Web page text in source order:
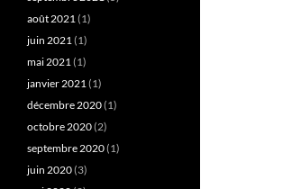
août 2021(1)
juin 2021(1)
mai 2021(1)
janvier 2021(1)
décembre 2020(1)
octobre 2020(2)
septembre 2020(1)
juin 2020(3)